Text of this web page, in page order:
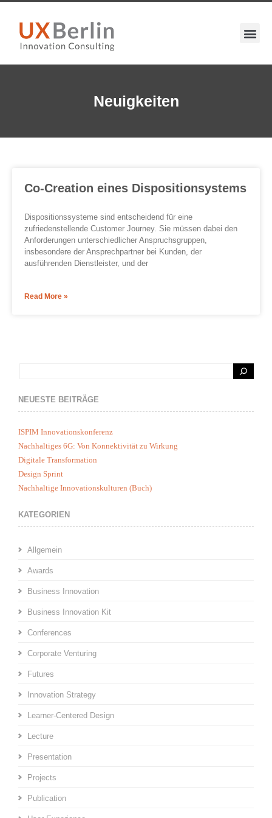
Neuigkeiten
Co-Creation eines Dispositionsystems
Dispositionssysteme sind entscheidend für eine
zufriedenstellende Customer Journey. Sie müssen dabei den
Anforderungen unterschiedlicher Anspruchsgruppen,
insbesondere der Ansprechpartner bei Kunden, der
ausführenden Dienstleister, und der
Read More »
NEUESTE BEITRÄGE
ISPIM Innovationskonferenz
Nachhaltiges 6G: Von Konnektivität zu Wirkung
Digitale Transformation
Design Sprint
Nachhaltige Innovationskulturen (Buch)
KATEGORIEN
Allgemein
Awards
Business Innovation
Business Innovation Kit
Conferences
Corporate Venturing
Futures
Innovation Strategy
Learner-Centered Design
Lecture
Presentation
Projects
Publication